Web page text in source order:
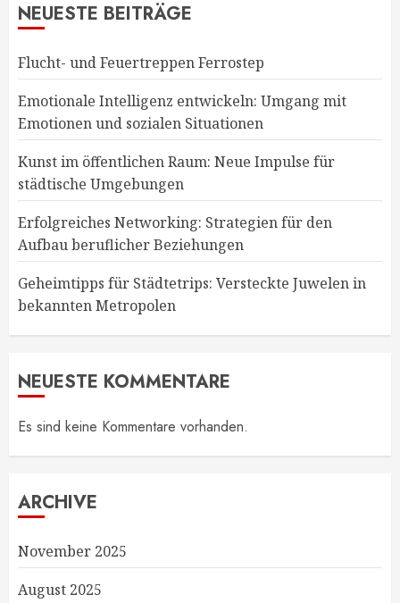
NEUESTE BEITRÄGE
Flucht- und Feuertreppen Ferrostep
Emotionale Intelligenz entwickeln: Umgang mit
Emotionen und sozialen Situationen
Kunst im öffentlichen Raum: Neue Impulse für
städtische Umgebungen
Erfolgreiches Networking: Strategien für den
Aufbau beruflicher Beziehungen
Geheimtipps für Städtetrips: Versteckte Juwelen in
bekannten Metropolen
NEUESTE KOMMENTARE
Es sind keine Kommentare vorhanden.
ARCHIVE
November 2025
August 2025